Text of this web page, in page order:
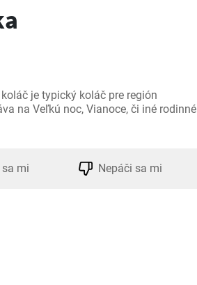
je typický koláč pre región
na Veľkú noc, Vianoce, či iné rodinné
sa mi Nepáči sa mi